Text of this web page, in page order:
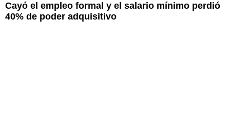
Cayó el empleo formal y el salario mínimo perdió
40% de poder adquisitivo